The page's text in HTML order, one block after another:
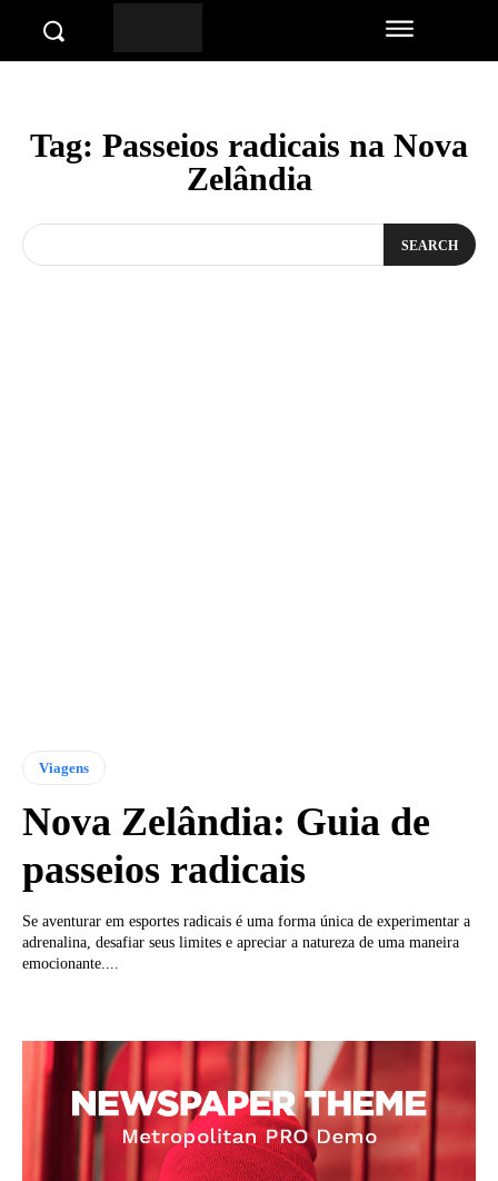
Tag: Passeios radicais na Nova
Zelândia
SEARCH
Viagens
Nova Zelândia: Guia de
passeios radicais
Se aventurar em esportes radicais é uma forma única de experimentar a
adrenalina, desafiar seus limites e apreciar a natureza de uma maneira
emocionante....